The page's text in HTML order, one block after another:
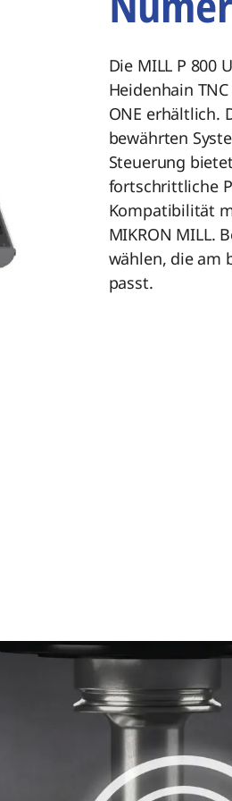
Die MILL P 800
Heidenhain
ONE erhältlich.
bewährten
Steuerung
fortschrittliche
Kompatibilität
MIKRON MILL.
wählen, die am
passt.